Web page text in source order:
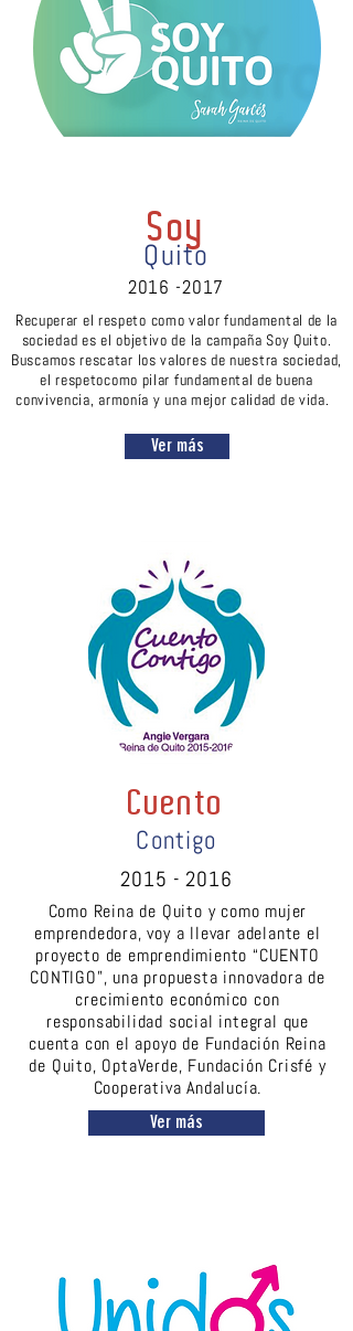
Soy
Quito
2016 -2017
Recuperar el respeto como valor fundamental de la
sociedad es el objetivo de la campaña Soy Quito.
Buscamos rescatar los valores de nuestra sociedad,
el respetocomo pilar fundamental de buena
convivencia, armonía y una mejor calidad de vida.
Ver más
Cuento
Contigo
2015 - 2016
Como Reina de Quito y como mujer
emprendedora, voy a llevar adelante el
proyecto de emprendimiento “CUENTO
CONTIGO”, una propuesta innovadora de
crecimiento económico con
responsabilidad social integral que
cuenta con el apoyo de Fundación Reina
de Quito, OptaVerde, Fundación Crisfé y
Cooperativa Andalucía.
Ver más